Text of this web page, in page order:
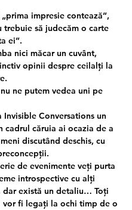
„prima impresie contează”,
trebuie să judecăm o carte
ei”.
nici măcar un cuvânt,
opinii despre ceilalți la
ne putem vedea uni pe
Invisible Conversations un
cadrul căruia ai ocazia de a
discutând deschis, cu
de evenimente veți purta
introspective cu alți
dar există un detaliu… Toți
fi legați la ochi timp de o